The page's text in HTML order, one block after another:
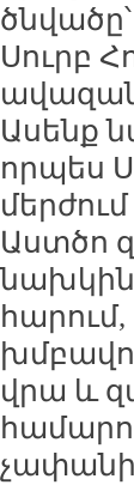
Սուրբ
Ասենք
որպես
Աստծո
վրա և